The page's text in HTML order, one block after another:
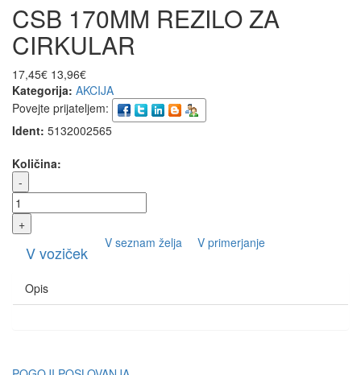
CSB 170MM REZILO ZA
CIRKULAR
17,45€ 13,96€
Kategorija: AKCIJA
Povejte prijateljem:
Ident: 5132002565
Količina:
-
+
V voziček V seznam želja V primerjanje
Opis